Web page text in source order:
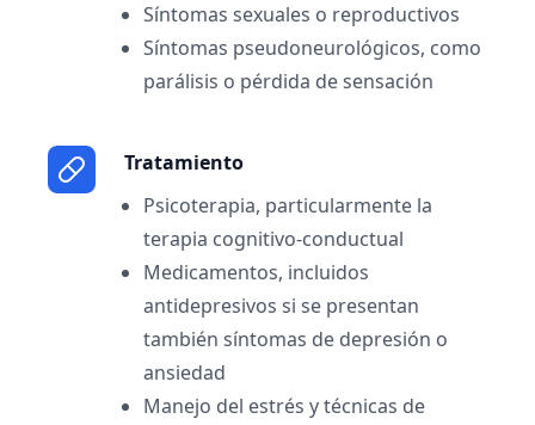
Síntomas sexuales o reproductivos
Síntomas pseudoneurológicos, como
parálisis o pérdida de sensación
Tratamiento
Psicoterapia, particularmente la
terapia cognitivo-conductual
Medicamentos, incluidos
antidepresivos si se presentan
también síntomas de depresión o
ansiedad
Manejo del estrés y técnicas de